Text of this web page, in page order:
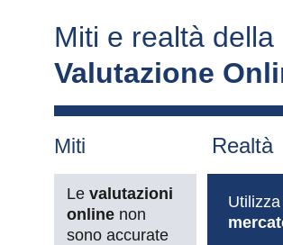
Miti e realtà della
Valutazione
Miti Realtà
Le valutazioni
online non
sono accurate